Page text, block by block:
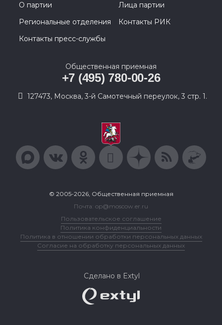
О партии
Лица партии
Региональные отделения
Контакты РИК
Контакты пресс-службы
Общественная приемная
+7 (495) 780-00-26
127473, Москва, 3-й Самотечный переулок, 3 стр. 1.
© 2005-2026, Общественная приемная
Почта: op@moscow.er.ru
Пользовательское соглашение
Политика конфиденциальности
Политика в отношении обработки персональных данных
Согласие на обработку персональных данных
Сделано в Extyl